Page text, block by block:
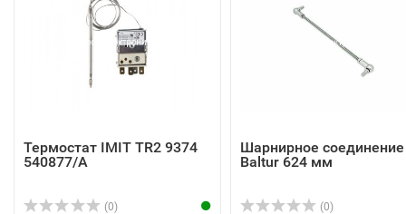
Термостат IMIT TR2 9374
540877/A
(0)
Шарнирное соединение
Baltur 624 мм
(0)